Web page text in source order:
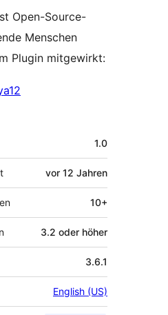
Open-Source-
Menschen
Plugin mitgewirkt:
1.0
vor 12 Jahren
10+
3.2 oder höher
3.6.1
English (US)